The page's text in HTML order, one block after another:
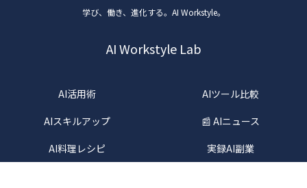
学び、働き、進化する。AI Workstyle。
AI Workstyle Lab
AI活用術
AIツール比較
AIスキルアップ
📰 AIニュース
AI料理レシピ
実録AI副業